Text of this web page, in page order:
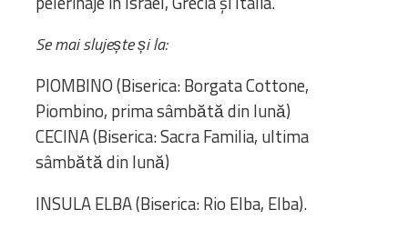
Se mai slujește și la:
PIOMBINO (Biserica: Borgata Cottone,
Piombino, prima sâmbătă din lună)
CECINA (Biserica: Sacra Familia, ultima
sâmbătă din lună)
INSULA ELBA (Biserica: Rio Elba, Elba).